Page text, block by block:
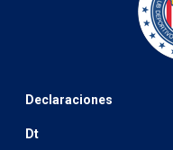
Declaraciones
Dt